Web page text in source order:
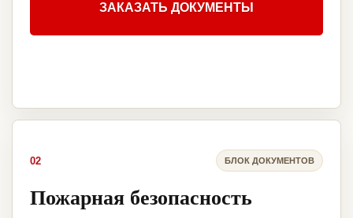
ЗАКАЗАТЬ ДОКУМЕНТЫ
02 БЛОК ДОКУМЕНТОВ
Пожарная безопасность